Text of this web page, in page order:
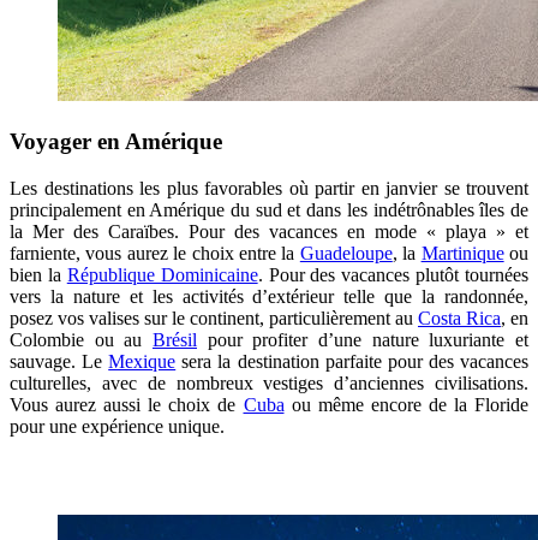
Voyager en Amérique
Les destinations les plus favorables où partir en janvier se trouvent
principalement en Amérique du sud et dans les indétrônables îles de
la Mer des Caraïbes. Pour des vacances en mode « playa » et
farniente, vous aurez le choix entre la Guadeloupe, la Martiniqueou
bien la République Dominicaine. Pour des vacances plutôt tournées
vers la nature et les activités d’extérieur telle que la randonnée,
posez vos valises sur le continent, particulièrement au Costa Rica, en
Colombie ou au Brésil pour profiter d’une nature luxuriante et
sauvage. LeMexique sera la destination parfaite pour des vacances
culturelles, avec de nombreux vestiges d’anciennes civilisations.
Vous aurez aussi le choix de Cuba ou même encore de la Floride
pour une expérience unique.